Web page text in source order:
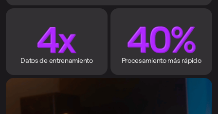
Datos de entrenamiento Procesamiento más rápido